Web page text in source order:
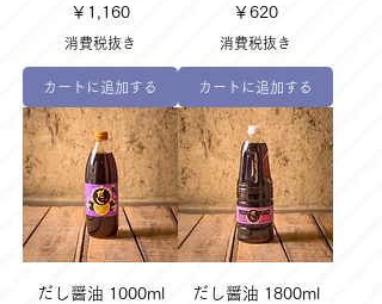
価格
￥1,160
消費税抜き
カートに追加する
価格
￥620
消費税抜き
カートに追加する
だし醤油 1000ml だし醤油 1800ml